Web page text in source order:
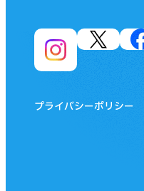
プライバシーポリシー